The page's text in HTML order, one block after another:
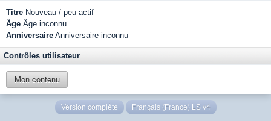
Titre Nouveau / peu actif
Âge Âge inconnu
Anniversaire Anniversaire inconnu
Contrôles utilisateur
Mon contenu
Version complète Français (France) LS v4